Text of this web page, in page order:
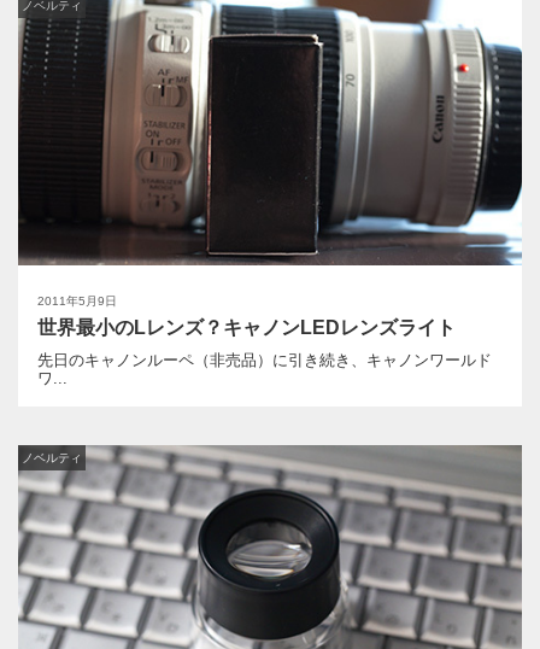
2011年5月9日
ノベルティ
世界最小のLレンズ？キャノンLEDレンズライト
先日のキャノンルーペ（非売品）に引き続き、キャノンワールド
ワ...
ノベルティ